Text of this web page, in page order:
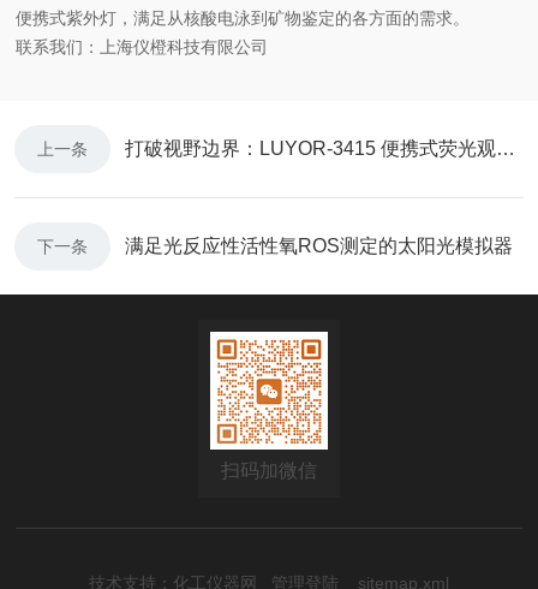
便携式紫外灯，满足从核酸电泳到矿物鉴定的各方面的需求。
联系我们：上海仪橙科技有限公司
上一条 打破视野边界：LUYOR-3415 便携式荧光观察系统，赋能科研筛选
下一条 满足光反应性活性氧ROS测定的太阳光模拟器
扫码加微信
技术支持： 化工仪器网 管理登陆 sitemap.xml